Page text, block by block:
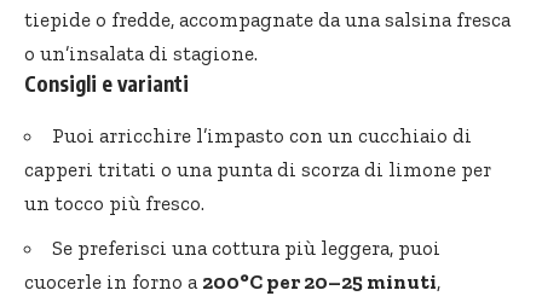
tiepide o fredde, accompagnate da una salsina fresca
o un’insalata di stagione.
Consigli e varianti
Puoi arricchire l’impasto con un cucchiaio di
capperi tritati o una punta di scorza di limone per
un tocco più fresco.
Se preferisci una cottura più leggera, puoi
cuocerle in forno a 200°C per 20–25 minuti,